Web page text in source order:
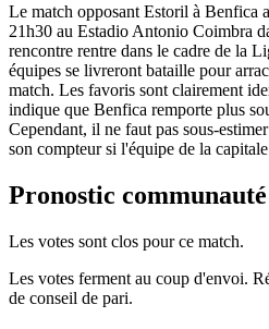
Le match opposant Estoril à Benfica
21h30 au Estadio Antonio Coimbra
rencontre rentre dans le cadre de la
équipes se livreront bataille pour
match. Les favoris sont clairement
indique que Benfica remporte plus
Cependant, il ne faut pas sous-
son compteur si l'équipe de la
Pronostic communauté
Les votes sont clos pour ce match.
Les votes ferment au coup d'envoi.
de conseil de pari.